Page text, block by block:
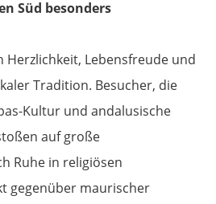
Süd besonders
Herzlichkeit, Lebensfreude und
Tradition. Besucher, die
Kultur und andalusische
auf große
Ruhe in religiösen
gegenüber maurischer